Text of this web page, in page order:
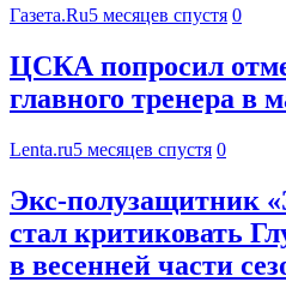
Газета.Ru5 месяцев спустя 0
ЦСКА попросил
главного тренера в
Lenta.ru5 месяцев спустя 0
Экс-полузащитник
стал критиковать
в весенней части